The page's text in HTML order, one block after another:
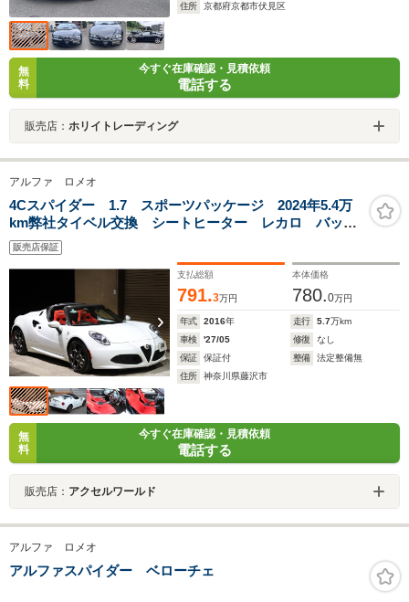
住所
京都府京都市伏見区
無
料
今すぐ在庫確認・見積依頼
電話する
販売店： ホリイトレーディング
アルファ ロメオ
4Cスパイダー 1.7 スポーツパッケージ 2024年5.4万
km弊社タイベル交換 シートヒーター レカロ バック
カメラ
販売店保証
支払総額
791.3万円
本体価格
780.0万円
年式 2016年 走行 5.7万km
車検
'27/05 修復
なし
保証
保証付 整備
法定整備無
住所
神奈川県藤沢市
無
料
今すぐ在庫確認・見積依頼
電話する
販売店： アクセルワールド
アルファ ロメオ
アルファスパイダー ベローチェ